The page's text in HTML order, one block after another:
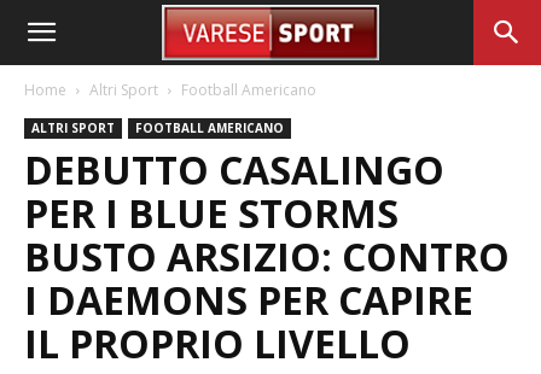
Home Altri Sport Football Americano
ALTRI SPORT FOOTBALL AMERICANO
DEBUTTO CASALINGO
PER I BLUE STORMS
BUSTO ARSIZIO: CONTRO
I DAEMONS PER CAPIRE
IL PROPRIO LIVELLO